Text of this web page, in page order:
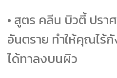
• สูตร คลีน บิวตี้ ปร
อันตราย ทำให้คุณไร้
ได้ทาลงบนผิว